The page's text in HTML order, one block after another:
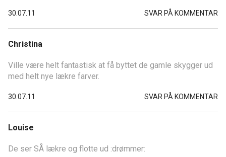
30.07.11 SVAR PÅ KOMMENTAR
Christina
Ville være helt fantastisk at få byttet de gamle skygger ud
med helt nye lækre farver.
30.07.11 SVAR PÅ KOMMENTAR
Louise
De ser SÅ lækre og flotte ud :drømmer: